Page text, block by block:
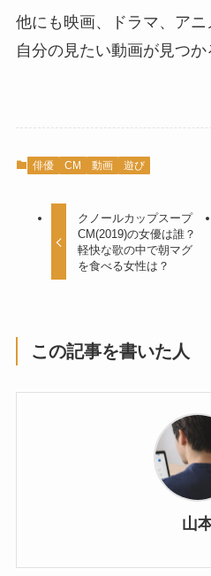
他にも映画、ドラマ、アニ
自分の見たい動画が見つか
俳優 CM 動画 遊び
クノールカップスープ
CM(2019)の女優は誰？
軽快な歌の中で朝マグ
を食べる女性は？
この記事を書いた人
山